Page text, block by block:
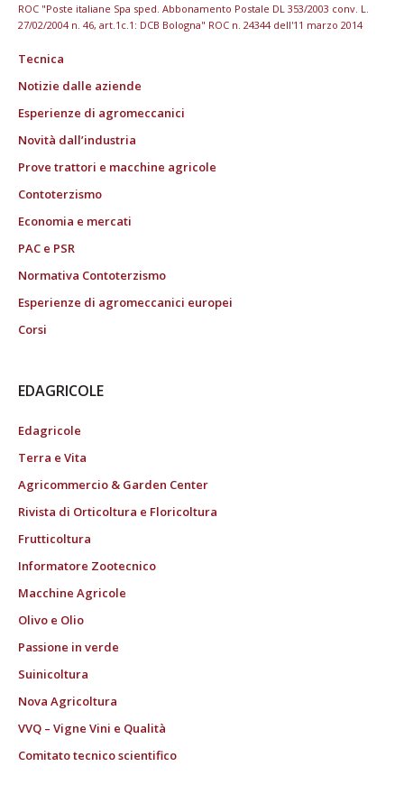
ROC "Poste italiane Spa sped. Abbonamento Postale DL 353/2003 conv. L.
27/02/2004 n. 46, art.1c.1: DCB Bologna" ROC n. 24344 dell'11 marzo 2014
Tecnica
Notizie dalle aziende
Esperienze di agromeccanici
Novità dall’industria
Prove trattori e macchine agricole
Contoterzismo
Economia e mercati
PAC e PSR
Normativa Contoterzismo
Esperienze di agromeccanici europei
Corsi
EDAGRICOLE
Edagricole
Terra e Vita
Agricommercio & Garden Center
Rivista di Orticoltura e Floricoltura
Frutticoltura
Informatore Zootecnico
Macchine Agricole
Olivo e Olio
Passione in verde
Suinicoltura
Nova Agricoltura
VVQ – Vigne Vini e Qualità
Comitato tecnico scientifico